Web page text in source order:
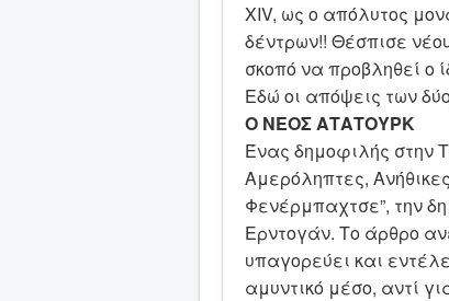
XIV, ως ο απόλυτος
δέντρων!! Θέσπισε
σκοπό να προβληθεί ο
Εδώ οι απόψεις των
Ο ΝΕΟΣ ΑΤΑΤΟΥΡΚ
Ένας δημοφιλής στην
Αμερόληπτες,
Φενέρμπαχτσε”, την
Ερντογάν. Το άρθρο
υπαγορεύει και
αμυντικό μέσο, αντί